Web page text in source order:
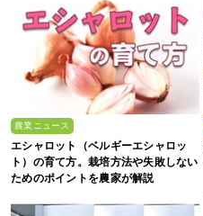
農業ニュース
エシャロット（ベルギーエシャロッ
ト）の育て方。栽培方法や失敗しない
ためのポイントを農家が解説